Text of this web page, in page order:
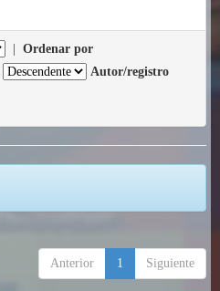
Ordenar por
Autor/registro
Anterior 1 Siguiente